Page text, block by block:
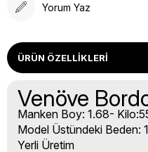
Yorum Yaz
ÜRÜN ÖZELLIKLERI
Venöve
Manken Boy: 1.68-
Model Üstündeki Beden: 1
Yerli Üretim